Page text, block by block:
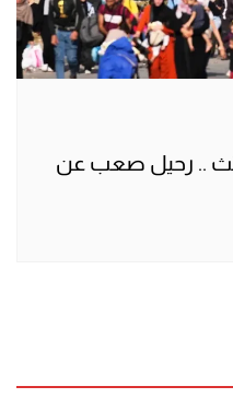
.. رحيل صعب عن